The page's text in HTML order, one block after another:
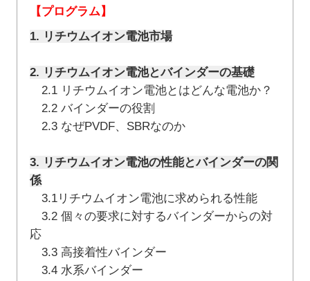
【プログラム】
1. リチウムイオン電池市場
2. リチウムイオン電池とバインダーの基礎
2.1 リチウムイオン電池とはどんな電池か？
2.2 バインダーの役割
2.3 なぜPVDF、SBRなのか
3. リチウムイオン電池の性能とバインダーの関
係
3.1リチウムイオン電池に求められる性能
3.2 個々の要求に対するバインダーからの対
応
3.3 高接着性バインダー
3.4 水系バインダー